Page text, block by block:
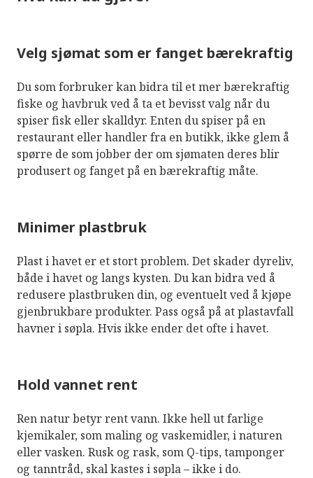
Velg sjømat som er fanget bærekraftig
Du som forbruker kan bidra til et mer bærekraftig
fiske og havbruk ved å ta et bevisst valg når du
spiser fisk eller skalldyr. Enten du spiser på en
restaurant eller handler fra en butikk, ikke glem å
spørre de som jobber der om sjømaten deres blir
produsert og fanget på en bærekraftig måte.
Minimer plastbruk
Plast i havet er et stort problem. Det skader dyreliv,
både i havet og langs kysten. Du kan bidra ved å
redusere plastbruken din, og eventuelt ved å kjøpe
gjenbrukbare produkter. Pass også på at plastavfall
havner i søpla. Hvis ikke ender det ofte i havet.
Hold vannet rent
Ren natur betyr rent vann. Ikke hell ut farlige
kjemikaler, som maling og vaskemidler, i naturen
eller vasken. Rusk og rask, som Q-tips, tamponger
og tanntråd, skal kastes i søpla – ikke i do.